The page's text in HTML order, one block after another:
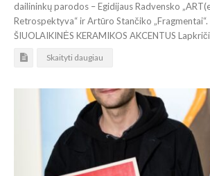
dailininkų parodos – Egidijaus Radvensko
Retrospektyva“ ir Artūro Stančiko „Fragmentai“.
ŠIUOLAIKINĖS KERAMIKOS AKCENTUS
Skaityti daugiau